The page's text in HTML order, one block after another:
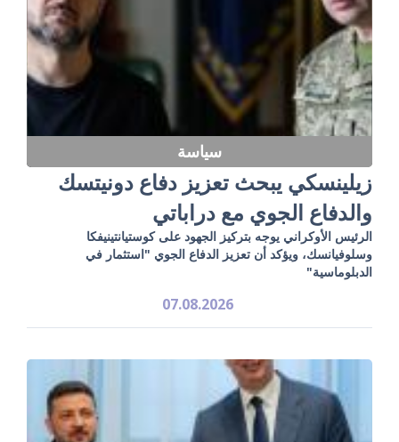
سياسة
زيلينسكي يبحث تعزيز دفاع دونيتسك
والدفاع الجوي مع دراباتي
الرئيس الأوكراني يوجه بتركيز الجهود على كوستيانتينيفكا
وسلوفيانسك، ويؤكد أن تعزيز الدفاع الجوي "استثمار في
الدبلوماسية"
07.08.2026